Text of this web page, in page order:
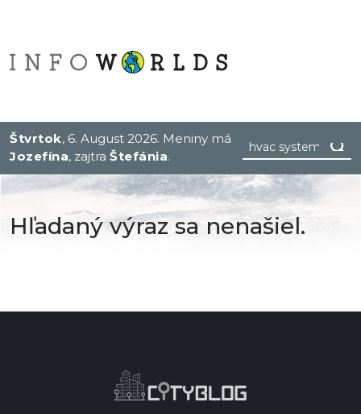
Štvrtok, 6. August 2026. Meniny má
Jozefína, zajtra Štefánia.
Hľadaný výraz sa nenašiel.